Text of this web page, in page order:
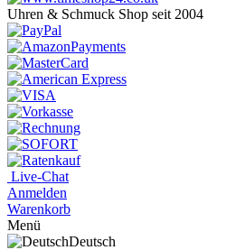
Uhren & Schmuck Shop seit 2004
Live-Chat
Anmelden
Warenkorb
Menü
Deutsch